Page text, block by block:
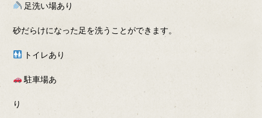
足洗い場あり
砂だらけになった足を洗うことができます。
トイレあり
駐車場あ
り